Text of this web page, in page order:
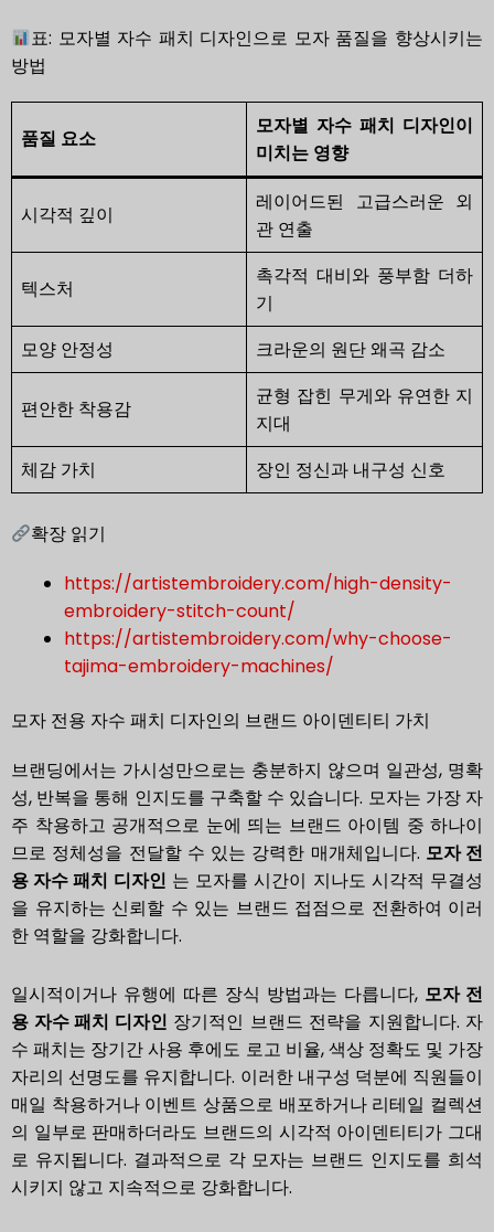
표: 모자별 자수 패치 디자인으로 모자 품질을 향상시키는
방법
품질 요소
모자별 자수 패치 디자인이
미치는 영향
시각적 깊이
레이어드된 고급스러운 외
관 연출
텍스처
촉각적 대비와 풍부함 더하
기
모양 안정성
크라운의 원단 왜곡 감소
편안한 착용감
균형 잡힌 무게와 유연한 지
지대
체감 가치
장인 정신과 내구성 신호
확장 읽기
https://artistembroidery.com/high-density-
embroidery-stitch-count/
https://artistembroidery.com/why-choose-
tajima-embroidery-machines/
모자 전용 자수 패치 디자인의 브랜드 아이덴티티 가치
브랜딩에서는 가시성만으로는 충분하지 않으며 일관성, 명확
성, 반복을 통해 인지도를 구축할 수 있습니다. 모자는 가장 자
주 착용하고 공개적으로 눈에 띄는 브랜드 아이템 중 하나이
므로 정체성을 전달할 수 있는 강력한 매개체입니다. 모자 전
용 자수 패치 디자인 는 모자를 시간이 지나도 시각적 무결성
을 유지하는 신뢰할 수 있는 브랜드 접점으로 전환하여 이러
한 역할을 강화합니다.
일시적이거나 유행에 따른 장식 방법과는 다릅니다, 모자 전
용 자수 패치 디자인 장기적인 브랜드 전략을 지원합니다. 자
수 패치는 장기간 사용 후에도 로고 비율, 색상 정확도 및 가장
자리의 선명도를 유지합니다. 이러한 내구성 덕분에 직원들이
매일 착용하거나 이벤트 상품으로 배포하거나 리테일 컬렉션
의 일부로 판매하더라도 브랜드의 시각적 아이덴티티가 그대
로 유지됩니다. 결과적으로 각 모자는 브랜드 인지도를 희석
시키지 않고 지속적으로 강화합니다.